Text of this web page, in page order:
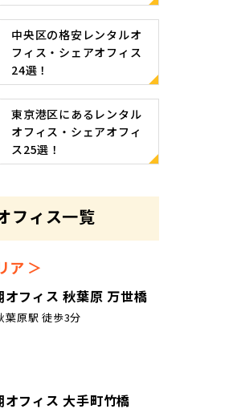
中央区の格安レンタルオ
フィス・シェアオフィス
24選！
東京港区にあるレンタル
オフィス・シェアオフィ
ス25選！
フィス一覧
ア
オフィス 秋葉原 万世橋
葉原駅 徒歩3分
オフィス 大手町竹橋